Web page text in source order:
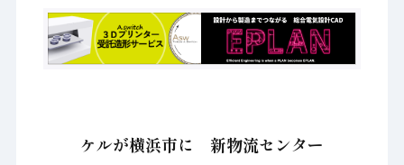
ケルが横浜市に 新物流センター